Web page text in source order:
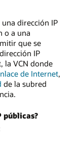
dirección IP
o a una
que se
IP
la VCN donde
de Internet,
de la subred
públicas?